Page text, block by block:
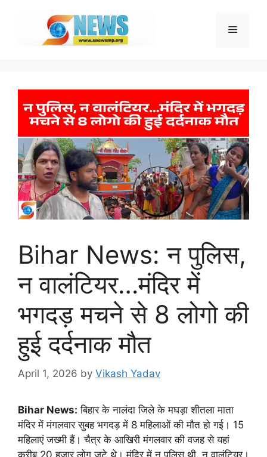
Menu
Bihar News: न पुलिस,
न वालंटियर…मंदिर में
भगदड़ मचने से 8 लोगो की
हुई दर्दनाक मौत
April 1, 2026 by Vikash Yadav
Bihar News: बिहार के नालंदा जिले के मघड़ा शीतला माता
मंदिर में मंगलवार सुबह भगदड़ में 8 महिलाओं की मौत हो गई। 15
महिलाएं जख्मी हैं। चैत्र के आखिरी मंगलवार की वजह से यहां
करीब 20 हजार लोग जुटे थे। मंदिर में न पुलिस थी, न वालंटियर।